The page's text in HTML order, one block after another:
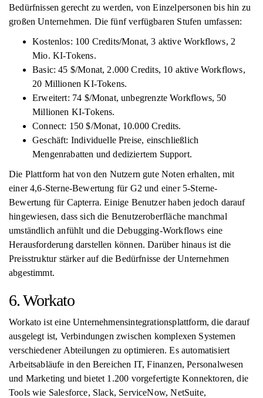
Bedürfnissen gerecht zu werden, von Einzelpersonen bis hin zu
großen Unternehmen. Die fünf verfügbaren Stufen umfassen:
Kostenlos: 100 Credits/Monat, 3 aktive Workflows, 2
Mio. KI-Tokens.
Basic: 45 $/Monat, 2.000 Credits, 10 aktive Workflows,
20 Millionen KI-Tokens.
Erweitert: 74 $/Monat, unbegrenzte Workflows, 50
Millionen KI-Tokens.
Connect: 150 $/Monat, 10.000 Credits.
Geschäft: Individuelle Preise, einschließlich
Mengenrabatten und dediziertem Support.
Die Plattform hat von den Nutzern gute Noten erhalten, mit
einer 4,6-Sterne-Bewertung für G2 und einer 5-Sterne-
Bewertung für Capterra. Einige Benutzer haben jedoch darauf
hingewiesen, dass sich die Benutzeroberfläche manchmal
umständlich anfühlt und die Debugging-Workflows eine
Herausforderung darstellen können. Darüber hinaus ist die
Preisstruktur stärker auf die Bedürfnisse der Unternehmen
abgestimmt.
6. Workato
Workato ist eine Unternehmensintegrationsplattform, die darauf
ausgelegt ist, Verbindungen zwischen komplexen Systemen
verschiedener Abteilungen zu optimieren. Es automatisiert
Arbeitsabläufe in den Bereichen IT, Finanzen, Personalwesen
und Marketing und bietet 1.200 vorgefertigte Konnektoren, die
Tools wie Salesforce, Slack, ServiceNow, NetSuite,